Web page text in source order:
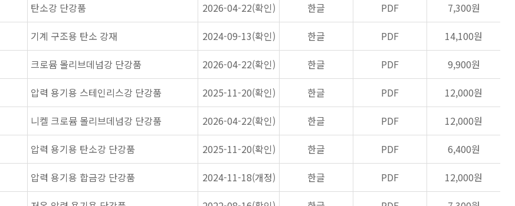
탄소강 단강품 2026-04-22(확인) 한글 PDF
7,300원
기계 구조용 탄소 강재 2024-09-13(확인) 한글 PDF
14,100원
크로뮴 몰리브데넘강 단강품 2026-04-22(확인) 한글 PDF
9,900원
압력 용기용 스테인리스강 단강품 2025-11-20(확인) 한글 PDF
12,000원
니켈 크로뮴 몰리브데넘강 단강품 2026-04-22(확인) 한글 PDF
12,000원
압력 용기용 탄소강 단강품 2025-11-20(확인) 한글 PDF
6,400원
압력 용기용 합금강 단강품 2024-11-18(개정) 한글 PDF
12,000원